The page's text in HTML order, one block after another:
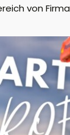
von Firma